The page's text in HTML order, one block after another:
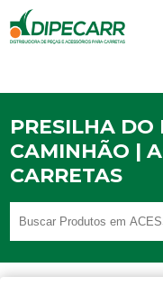
PRESILHA
CAMINHÃO |
CARRETAS